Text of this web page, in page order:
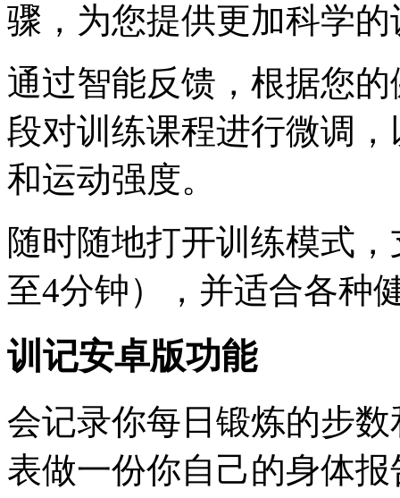
骤，为您提供更加科学
通过智能反馈，根据您
段对训练课程进行微调
和运动强度。
随时随地打开训练模式
至4分钟），并适合各种
训记安卓版功能
会记录你每日锻炼的步
表做一份你自己的身体报